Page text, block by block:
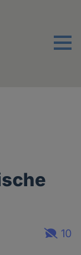
Menu
10